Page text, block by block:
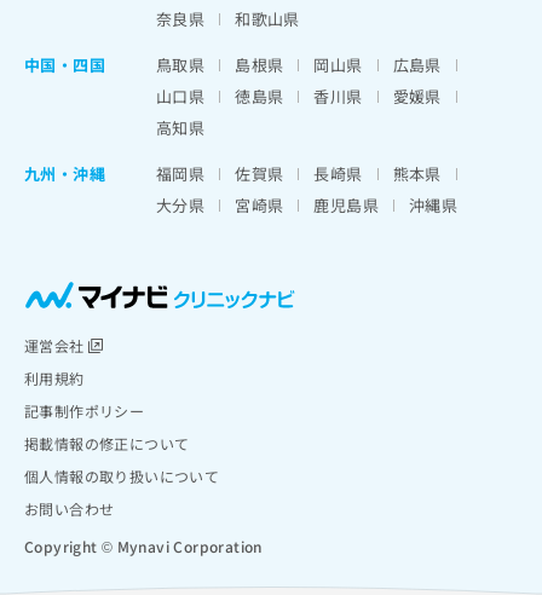
奈良県
和歌山県
中国・四国
鳥取県 島根県 岡山県
広島県
山口県
徳島県 香川県
愛媛県
高知県
九州・沖縄
福岡県 佐賀県 長崎県
熊本県
大分県
宮崎県 鹿児島県 沖縄県
運営会社
利用規約
記事制作ポリシー
掲載情報の修正について
個人情報の取り扱いについて
お問い合わせ
Copyright © Mynavi Corporation